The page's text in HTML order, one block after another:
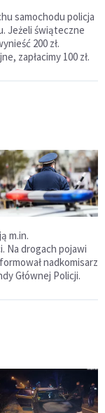
samochodu policja
Jeżeli świąteczne
200 zł.
zapłacimy 100 zł.
m.in.
Na drogach pojawi
nadkomisarz
Głównej Policji.